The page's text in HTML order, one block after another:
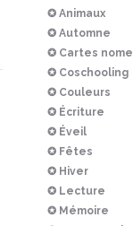
✪ Animaux
✪ Automne
✪ Cartes
✪ Coschooling
✪ Couleurs
✪ Écriture
✪ Éveil
✪ Fêtes
✪ Hiver
✪ Lecture
✪ Mémoire